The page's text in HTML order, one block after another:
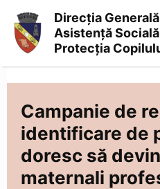
Asistență
Socială
și
Protecția
Copilului
Ialomița
Direcția
Asistență
Protecția
Campanie de
identificare de
doresc să
maternali